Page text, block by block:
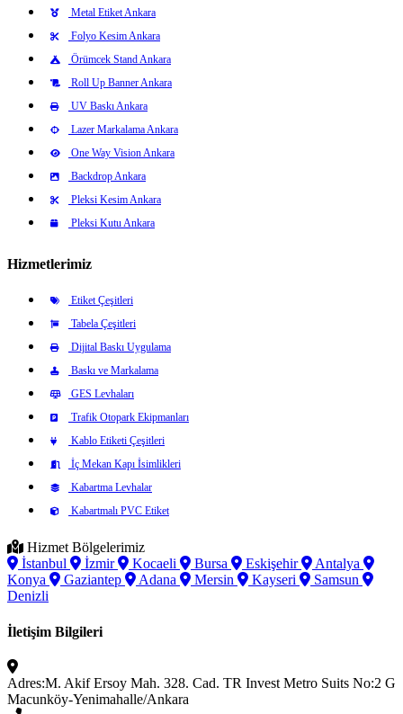
Metal Etiket Ankara
Folyo Kesim Ankara
Örümcek Stand Ankara
Roll Up Banner Ankara
UV Baskı Ankara
Lazer Markalama Ankara
One Way Vision Ankara
Backdrop Ankara
Pleksi Kesim Ankara
Pleksi Kutu Ankara
Hizmetlerimiz
Etiket Çeşitleri
Tabela Çeşitleri
Dijital Baskı Uygulama
Baskı ve Markalama
GES Levhaları
Trafik Otopark Ekipmanları
Kablo Etiketi Çeşitleri
İç Mekan Kapı İsimlikleri
Kabartma Levhalar
Kabartmalı PVC Etiket
Hizmet Bölgelerimiz
İstanbul
İzmir Kocaeli Bursa Eskişehir
Antalya
Konya
Gaziantep Adana Mersin Kayseri
Samsun
Denizli
İletişim Bilgileri
Adres:M. Akif Ersoy Mah. 328. Cad. TR Invest Metro Suits No:2 G
Macunköy-Yenimahalle/Ankara